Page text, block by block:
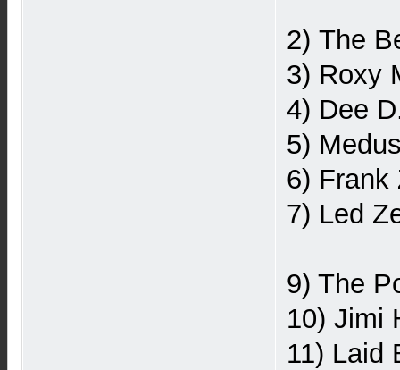
2) The
3) Roxy
4) Dee
5)
6) Frank
7) Led
9) The
10) Jimi
11) Laid